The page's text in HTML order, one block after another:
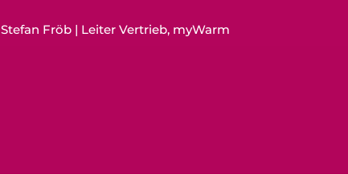
Stefan Fröb | Leiter Vertrieb, myWarm